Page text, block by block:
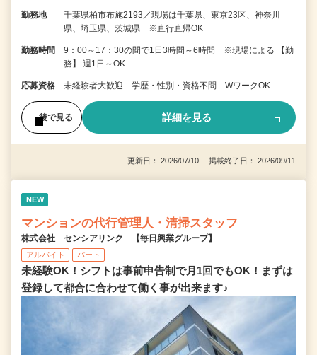
勤務地
千葉県柏市布施2193／現場は千葉県、東京23区、神奈川
県、埼玉県、茨城県 ※直行直帰OK
勤務時間
9：00～17：30の間で1日3時間～6時間 ※現場による 【勤
務】 週1日～OK
応募資格 未経験者大歓迎 学歴・性別・資格不問 WワークOK
後で見る 詳細を見る
更新日： 2026/07/10 掲載終了日： 2026/09/11
NEW
マンションの代行管理人・清掃スタッフ
株式会社 センシアリンク 【毎日興業グループ】
アルバイト パート
未経験OK！シフトは事前申告制で月1回でもOK！まずは
登録して都合に合わせて働く事が出来ます♪